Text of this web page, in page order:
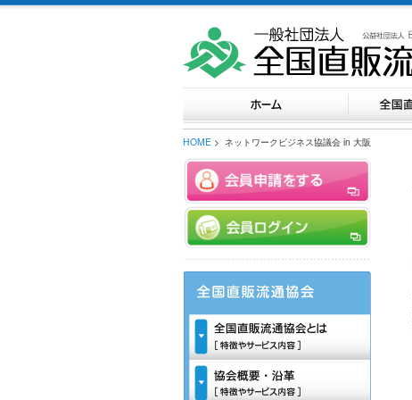
HOME> ネットワークビジネス協議会 in 大阪